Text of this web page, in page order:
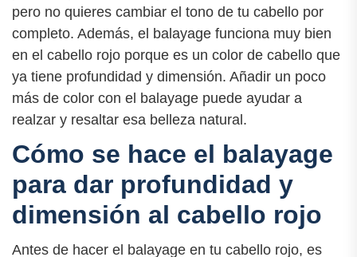
pero no quieres cambiar el tono de tu cabello por
completo. Además, el balayage funciona muy bien
en el cabello rojo porque es un color de cabello que
ya tiene profundidad y dimensión. Añadir un poco
más de color con el balayage puede ayudar a
realzar y resaltar esa belleza natural.
Cómo se hace el balayage
para dar profundidad y
dimensión al cabello rojo
Antes de hacer el balayage en tu cabello rojo, es